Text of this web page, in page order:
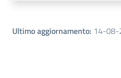
Ultimo aggiornamento: 14-08-